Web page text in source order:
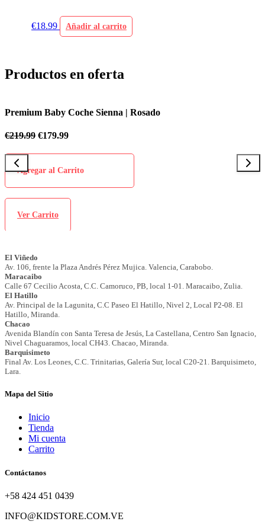
€18.99 Añadir al carrito
Productos en oferta
| Rosado
Agregar al Carrito
Mapa del Sitio
Inicio
Tienda
Mi cuenta
Carrito
Contáctanos
+58 424 451 0439
INFO@KIDSTORE.COM.VE